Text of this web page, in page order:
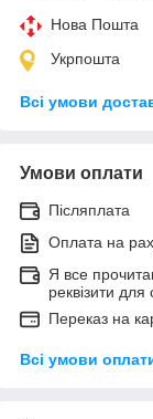
Нова Пошта
Укрпошта
Всі умови
Умови оплати
Післяплата
Оплата на
Я все
реквізити для
Переказ на
Всі умови